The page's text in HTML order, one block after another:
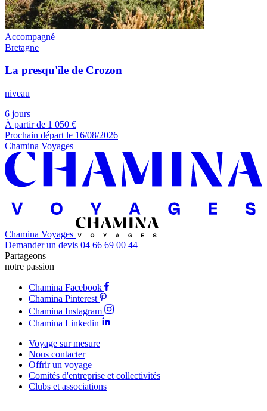
Accompagné
Bretagne
La presqu'île de Crozon
niveau
6 jours
À partir de 1 050 €
Prochain départ le 16/08/2026
Chamina Voyages
Chamina Voyages
Demander un devis 04 66 69 00 44
Partageons
notre passion
Chamina Facebook
Chamina Pinterest
Chamina Instagram
Chamina Linkedin
Voyage sur mesure
Nous contacter
Offrir un voyage
Comités d'entreprise et collectivités
Clubs et associations